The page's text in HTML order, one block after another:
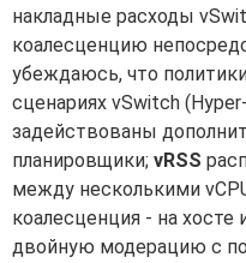
накладные расходы
коалесценцию
убеждаюсь, что
сценариях vSwitch
задействованы
планировщики; vRSS
между несколькими
коалесценция - на
двойную модерацию с